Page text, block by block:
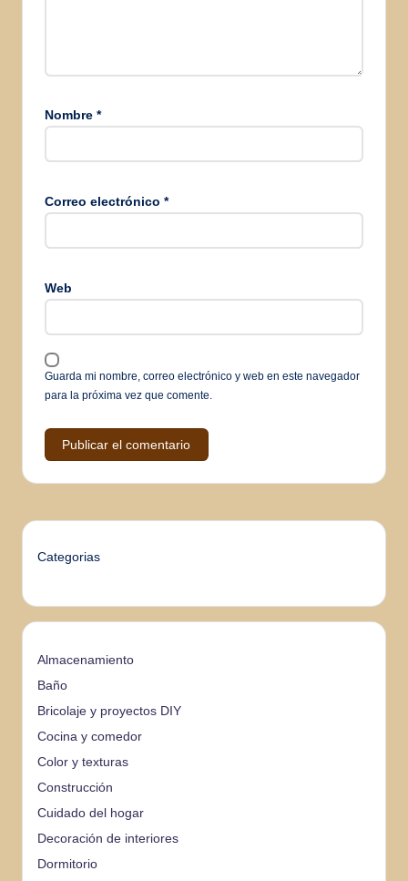
Nombre *
Correo electrónico *
Web
Guarda mi nombre, correo electrónico y web en este navegador
para la próxima vez que comente.
Categorias
Almacenamiento
Baño
Bricolaje y proyectos DIY
Cocina y comedor
Color y texturas
Construcción
Cuidado del hogar
Decoración de interiores
Dormitorio